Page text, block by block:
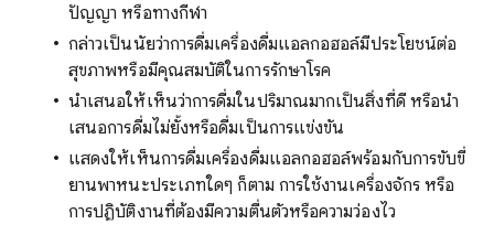
ปัญญา หรือทางกีฬา
กล่าวเป็นนัยว่าการดื่มเครื่องดื่มแอลกอฮอล์มีประโยชน์ต่อ
สุขภาพหรือมีคุณสมบัติในการรักษาโรค
นำเสนอให้เห็นว่าการดื่มในปริมาณมากเป็นสิ่งที่ดี หรือนำ
เสนอการดื่มไม่ยั้งหรือดื่มเป็นการแข่งขัน
แสดงให้เห็นการดื่มเครื่องดื่มแอลกอฮอล์พร้อมกับการขับขี่
ยานพาหนะประเภทใดๆ ก็ตาม การใช้งานเครื่องจักร หรือ
การปฏิบัติงานที่ต้องมีความตื่นตัวหรือความว่องไว